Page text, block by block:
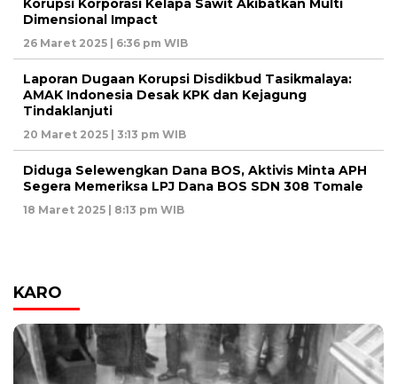
Korupsi Korporasi Kelapa Sawit Akibatkan Multi
Dimensional Impact
26 Maret 2025 | 6:36 pm WIB
Laporan Dugaan Korupsi Disdikbud Tasikmalaya:
AMAK Indonesia Desak KPK dan Kejagung
Tindaklanjuti
20 Maret 2025 | 3:13 pm WIB
Diduga Selewengkan Dana BOS, Aktivis Minta APH
Segera Memeriksa LPJ Dana BOS SDN 308 Tomale
18 Maret 2025 | 8:13 pm WIB
KARO